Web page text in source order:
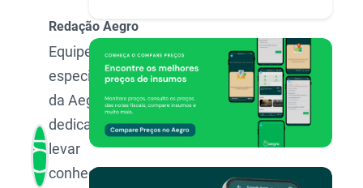
Redação Aegro
Equipe de
especialistas
da Aegro,
dedicada a
levar
conhecimento,